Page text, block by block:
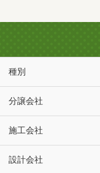
種別
分譲会社
施工会社
設計会社